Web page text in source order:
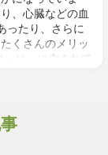
、心臓などの血
ったり、さらに
くさんのメリッ
ヒーに含まれて